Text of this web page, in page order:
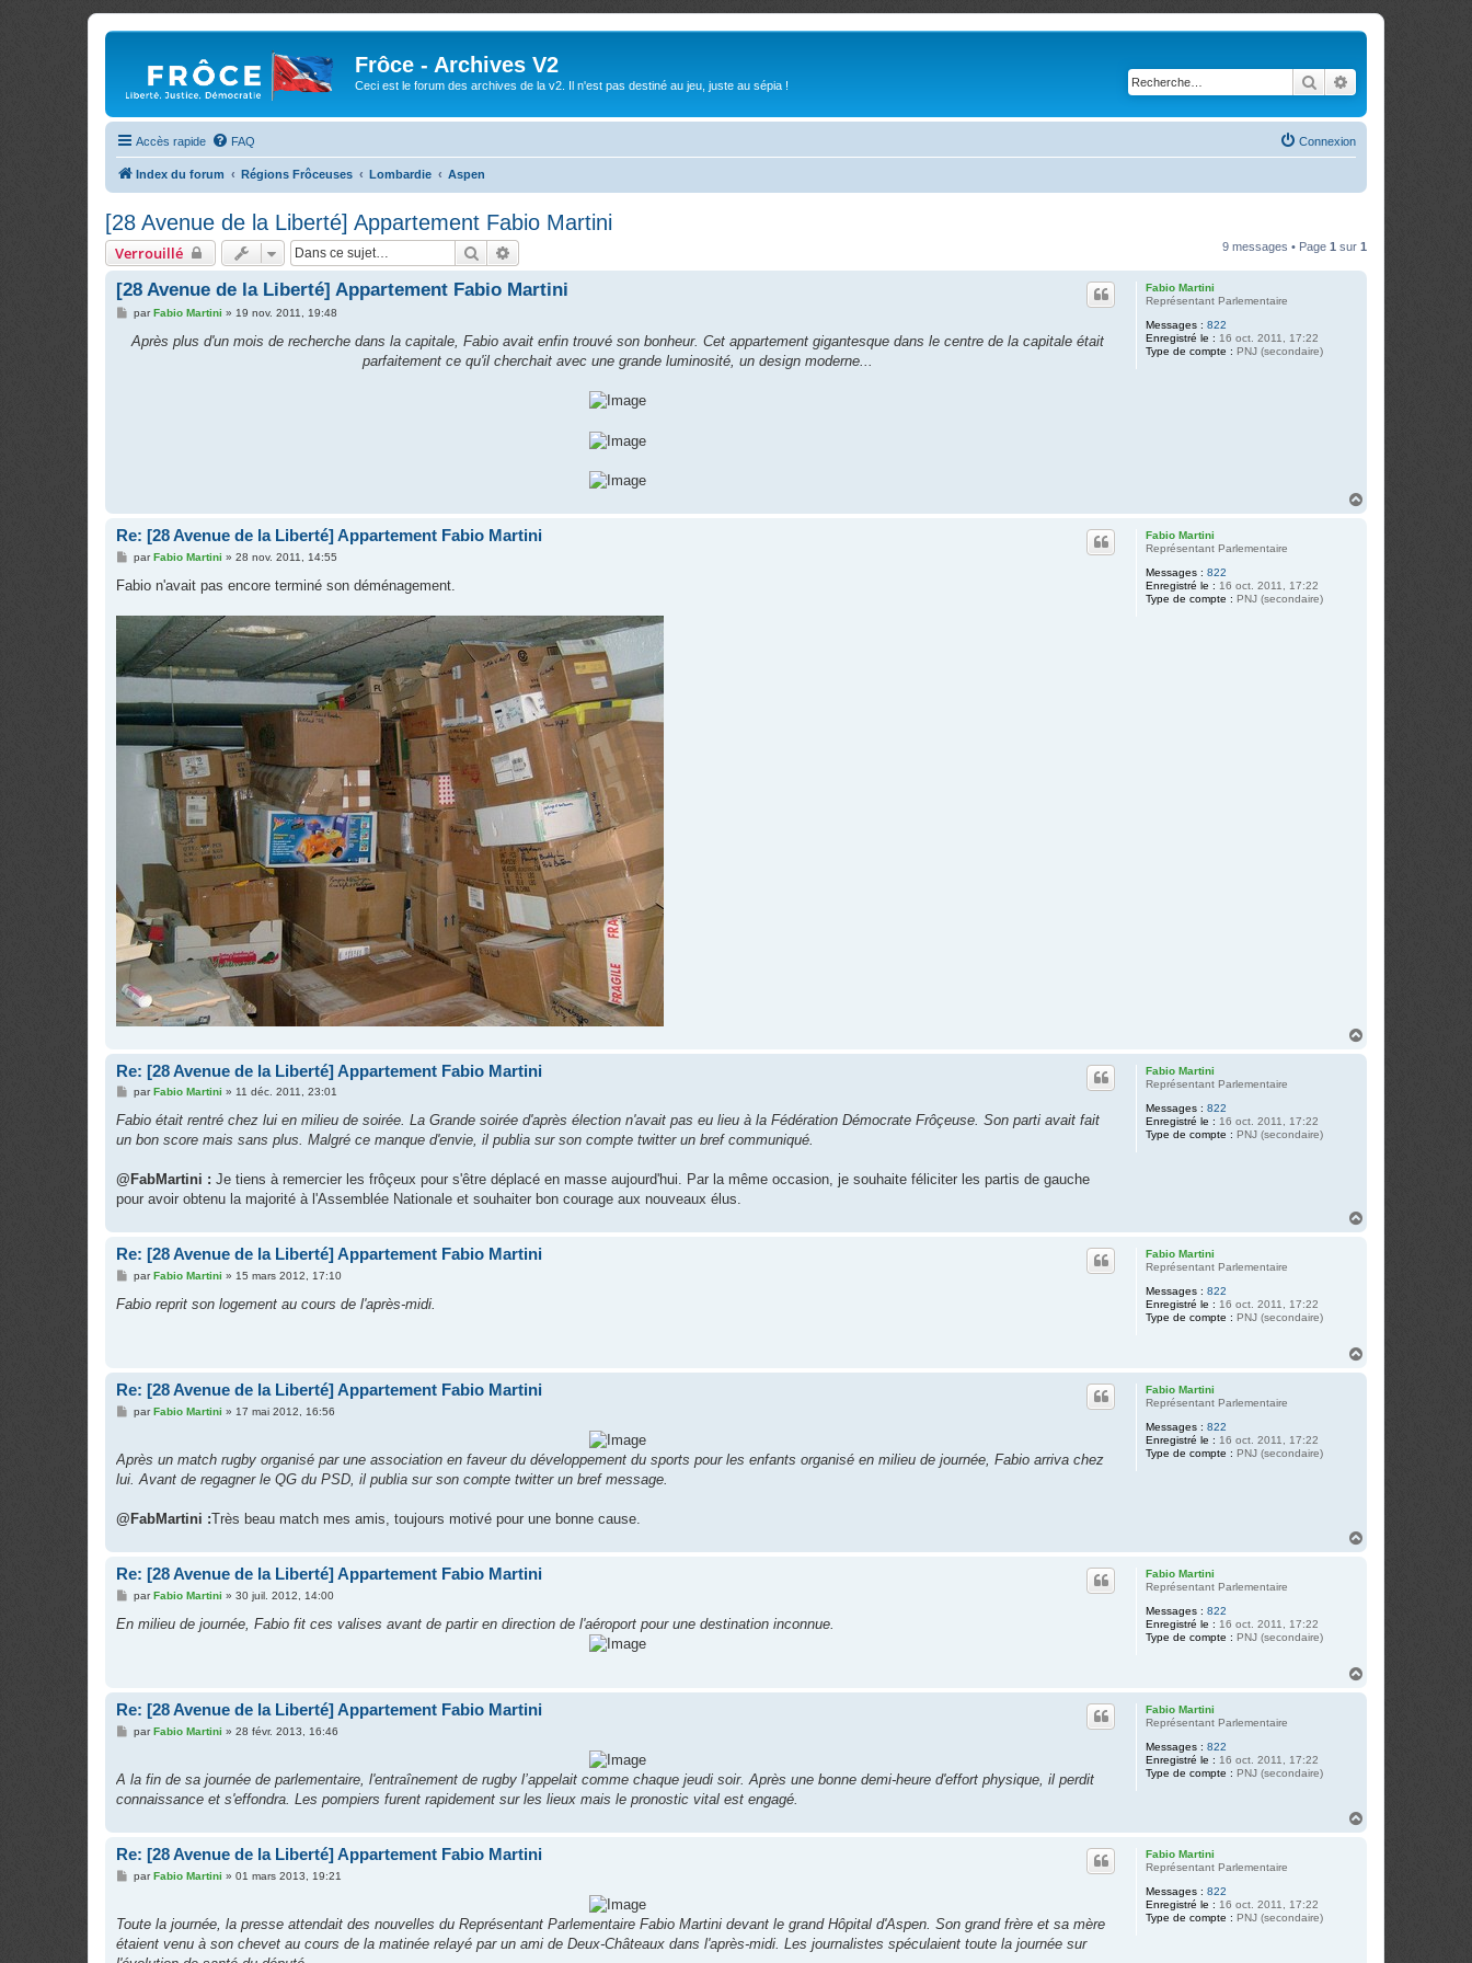
Frôce - Archives V2
Ceci est le forum des archives de la v2. Il n'est pas destiné au jeu, juste au sépia ! Rechercher
Accès rapide FAQ Connexion
Index du forum Régions Frôceuses Lombardie Aspen
[28 Avenue de la Liberté] Appartement Fabio Martini
Verrouillé Rechercher 9 messages • Page 1 sur 1
Fabio Martini
Représentant Parlementaire
Messages : 822
Enregistré le : 16 oct. 2011, 17:22
Type de compte : PNJ (secondaire)
[28 Avenue de la Liberté] Appartement Fabio Martini
M
s
parFabio Martini » 19 nov. 2011, 19:48
Après plus d'un mois de recherche dans la capitale, Fabio avait enfin trouvé son bonheur. Cet appartement gigantesque dans le centre de la capitale était
parfaitement ce qu'il cherchait avec une grande luminosité, un design moderne...
Fabio Martini
Représentant Parlementaire
Messages : 822
Enregistré le : 16 oct. 2011, 17:22
Type de compte : PNJ (secondaire)
Re: [28 Avenue de la Liberté] Appartement Fabio Martini
M
s
parFabio Martini » 28 nov. 2011, 14:55
Fabio n'avait pas encore terminé son déménagement.
Fabio Martini
Représentant Parlementaire
Messages : 822
Enregistré le : 16 oct. 2011, 17:22
Type de compte : PNJ (secondaire)
Re: [28 Avenue de la Liberté] Appartement Fabio Martini
M
s
a
parFabio Martini » 11 déc. 2011, 23:01
Fabio était rentré chez lui en milieu de soirée. La Grande soirée d'après élection n'avait pas eu lieu à la Fédération Démocrate Frôçeuse. Son parti avait fait
un bon score mais sans plus. Malgré ce manque d'envie, il publia sur son compte twitter un bref communiqué.
@FabMartini : Je tiens à remercier les frôçeux pour s'être déplacé en masse aujourd'hui. Par la même occasion, je souhaite féliciter les partis de gauche
pour avoir obtenu la majorité à l'Assemblée Nationale et souhaiter bon courage aux nouveaux élus.
Fabio Martini
Représentant Parlementaire
Messages : 822
Enregistré le : 16 oct. 2011, 17:22
Type de compte : PNJ (secondaire)
Re: [28 Avenue de la Liberté] Appartement Fabio Martini
M
s
parFabio Martini » 15 mars 2012, 17:10
Fabio reprit son logement au cours de l'après-midi.
Fabio Martini
Représentant Parlementaire
Messages : 822
Enregistré le : 16 oct. 2011, 17:22
Type de compte : PNJ (secondaire)
Re: [28 Avenue de la Liberté] Appartement Fabio Martini
M
a
g
parFabio Martini » 17 mai 2012, 16:56
Après un match rugby organisé par une association en faveur du développement du sports pour les enfants organisé en milieu de journée, Fabio arriva chez
lui. Avant de regagner le QG du PSD, il publia sur son compte twitter un bref message.
@FabMartini :Très beau match mes amis, toujours motivé pour une bonne cause.
Fabio Martini
Représentant Parlementaire
Messages : 822
Enregistré le : 16 oct. 2011, 17:22
Type de compte : PNJ (secondaire)
Re: [28 Avenue de la Liberté] Appartement Fabio Martini
M
s
parFabio Martini » 30 juil. 2012, 14:00
En milieu de journée, Fabio fit ces valises avant de partir en direction de l'aéroport pour une destination inconnue.
Fabio Martini
Représentant Parlementaire
Messages : 822
Enregistré le : 16 oct. 2011, 17:22
Type de compte : PNJ (secondaire)
Re: [28 Avenue de la Liberté] Appartement Fabio Martini
M
a
g
parFabio Martini » 28 févr. 2013, 16:46
A la fin de sa journée de parlementaire, l'entraînement de rugby l’appelait comme chaque jeudi soir. Après une bonne demi-heure d'effort physique, il perdit
connaissance et s'effondra. Les pompiers furent rapidement sur les lieux mais le pronostic vital est engagé.
Fabio Martini
Représentant Parlementaire
Messages : 822
Enregistré le : 16 oct. 2011, 17:22
Type de compte : PNJ (secondaire)
Re: [28 Avenue de la Liberté] Appartement Fabio Martini
M
a
g
parFabio Martini » 01 mars 2013, 19:21
Toute la journée, la presse attendait des nouvelles du Représentant Parlementaire Fabio Martini devant le grand Hôpital d'Aspen. Son grand frère et sa mère
étaient venu à son chevet au cours de la matinée relayé par un ami de Deux-Châteaux dans l'après-midi. Les journalistes spéculaient toute la journée sur